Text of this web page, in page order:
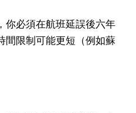
你必須在航班延誤後六年
間限制可能更短（例如蘇